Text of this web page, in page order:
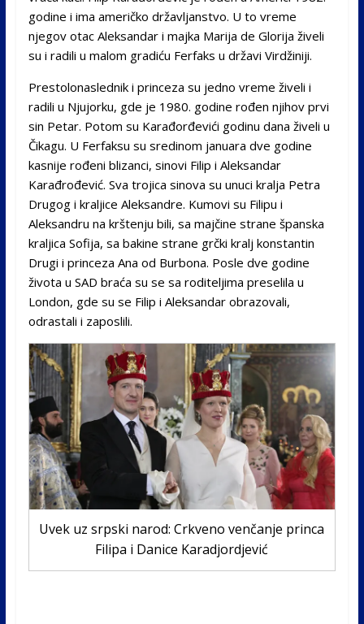
godine i ima američko državljanstvo. U to vreme
njegov otac Aleksandar i majka Marija de Glorija živeli
su i radili u malom gradiću Ferfaks u državi Virdžiniji.
Prestolonaslednik i princeza su jedno vreme živeli i
radili u Njujorku, gde je 1980. godine rođen njihov prvi
sin Petar. Potom su Karađorđevići godinu dana živeli u
Čikagu. U Ferfaksu su sredinom januara dve godine
kasnije rođeni blizanci, sinovi Filip i Aleksandar
Karađrođević. Sva trojica sinova su unuci kralja Petra
Drugog i kraljice Aleksandre. Kumovi su Filipu i
Aleksandru na krštenju bili, sa majčine strane španska
kraljica Sofija, sa bakine strane grčki kralj konstantin
Drugi i princeza Ana od Burbona. Posle dve godine
života u SAD braća su se sa roditeljima preselila u
London, gde su se Filip i Aleksandar obrazovali,
odrastali i zaposlili.
Uvek uz srpski narod: Crkveno venčanje princa
Filipa i Danice Karadjordjević